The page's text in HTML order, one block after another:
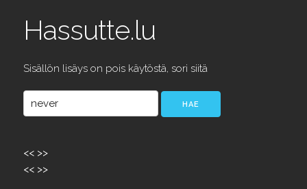
Hassutte.lu
Sisällön lisäys on pois käytöstä, sori siitä
<< >>
<< >>